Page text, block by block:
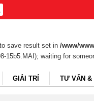
save result set in /www/
15b5.MAI); waiting for
GIẢI TRÍ TƯ VẤN &